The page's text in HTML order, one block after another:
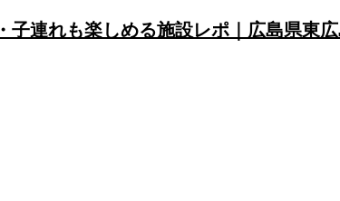
子連れも楽しめる施設レポ｜広島県東